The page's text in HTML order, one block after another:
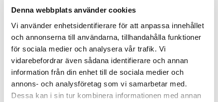
Denna webbplats använder cookies
Vi använder enhetsidentifierare för att anpassa innehållet
och annonserna till användarna, tillhandahålla funktioner
för sociala medier och analysera vår trafik. Vi
vidarebefordrar även sådana identifierare och annan
information från din enhet till de sociala medier och
annons- och analysföretag som vi samarbetar med.
Dessa kan i sin tur kombinera informationen med annan
Välkommen till Scandic Park Sandefjord, hotellet vann priset
för länets bästa frukost 2023! Bo i centrala Sandefjord med
allt du behöver på gångavstånd. Hotellet har en fin restaurang,
terrass och spaavdelning. Perfekt för både affärs- och
semesterresor.